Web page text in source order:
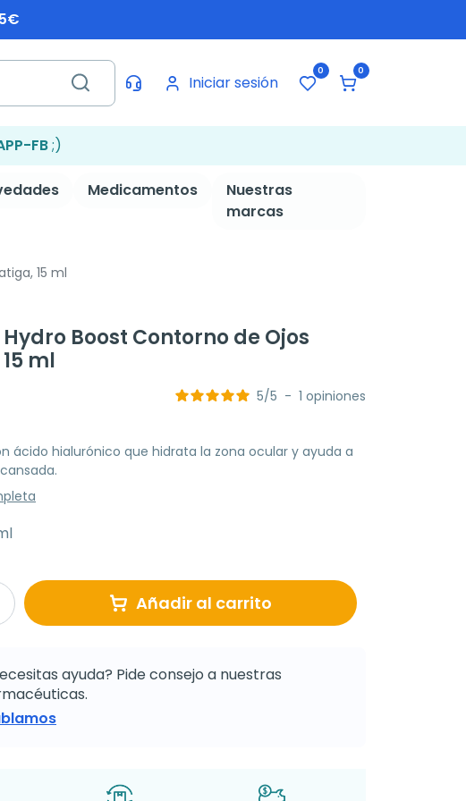
Iniciar sesión
0 0
FB;)
Medicamentos
Nuestras
marcas
15 ml
Boost Contorno de Ojos
ml
5/5 - 1 opiniones
ácido hialurónico que hidrata la zona ocular y ayuda a
Añadir al carrito
ayuda? Pide consejo a nuestras